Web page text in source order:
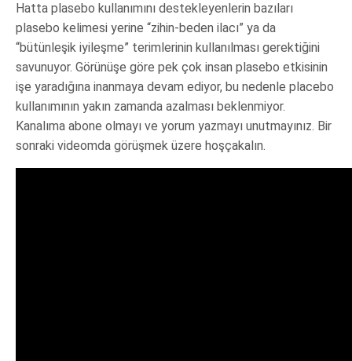
Hatta plasebo kullanımını destekleyenlerin bazıları
plasebo kelimesi yerine “zihin-beden ilacı” ya da
“bütünleşik iyileşme” terimlerinin kullanılması gerektiğini
savunuyor. Görünüşe göre pek çok insan plasebo etkisinin
işe yaradığına inanmaya devam ediyor, bu nedenle placebo
kullanımının yakın zamanda azalması beklenmiyor.
Kanalıma abone olmayı ve yorum yazmayı unutmayınız. Bir
sonraki videomda görüşmek üzere hoşçakalın.